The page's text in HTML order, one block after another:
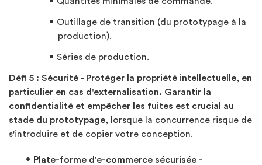
Outillage de transition (du prototypage à la
production).
Séries de production.
Défi 5 : Sécurité - Protéger la propriété intellectuelle, en
particulier en cas d'externalisation. Garantir la
confidentialité et empêcher les fuites est crucial au
stade du prototypage, lorsque la concurrence risque de
s'introduire et de copier votre conception.
Plate-forme d'e-commerce sécurisée -